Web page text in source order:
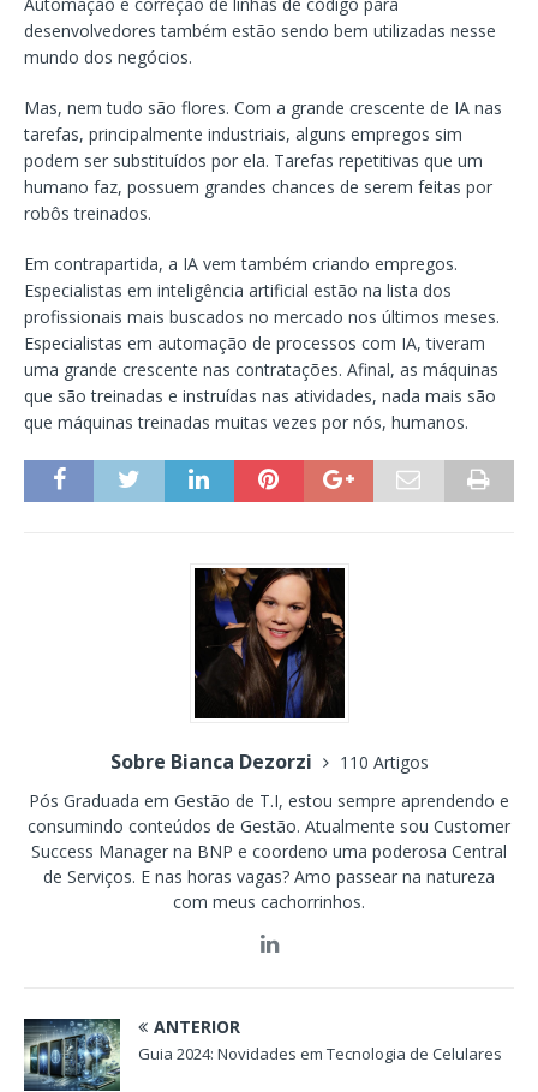
desenvolvedores também estão sendo bem utilizadas nesse
mundo dos negócios.
Mas, nem tudo são flores. Com a grande crescente de IA nas
tarefas, principalmente industriais, alguns empregos sim
podem ser substituídos por ela. Tarefas repetitivas que um
humano faz, possuem grandes chances de serem feitas por
robôs treinados.
Em contrapartida, a IA vem também criando empregos.
Especialistas em inteligência artificial estão na lista dos
profissionais mais buscados no mercado nos últimos meses.
Especialistas em automação de processos com IA, tiveram
uma grande crescente nas contratações. Afinal, as máquinas
que são treinadas e instruídas nas atividades, nada mais são
que máquinas treinadas muitas vezes por nós, humanos.
Sobre Bianca Dezorzi
110 Artigos
Pós Graduada em Gestão de T.I, estou sempre aprendendo e
consumindo conteúdos de Gestão. Atualmente sou Customer
Success Manager na BNP e coordeno uma poderosa Central
de Serviços. E nas horas vagas? Amo passear na natureza
com meus cachorrinhos.
ANTERIOR
Guia 2024: Novidades em Tecnologia de Celulares